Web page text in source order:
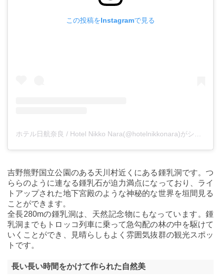
この投稿をInstagramで見る
ホテル日航奈良 / Hotel Nikko Nara(@hotelnikkonara)がシェアした投稿
吉野熊野国立公園のある天川村近くにある鍾乳洞です。つ
ららのように連なる鍾乳石が迫力満点になっており、ライ
トアップされた地下宮殿のような神秘的な世界を垣間見る
ことができます。
全長280mの鍾乳洞は、天然記念物にもなっています。鍾
乳洞までもトロッコ列車に乗って急勾配の林の中を駆けて
いくことができ、見晴らしもよく雰囲気抜群の観光スポッ
トです。
長い長い時間をかけて作られた自然美